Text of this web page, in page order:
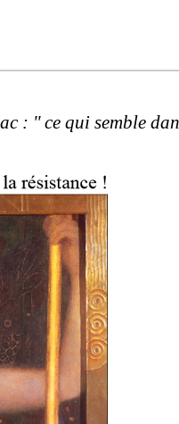
: '' ce qui semble